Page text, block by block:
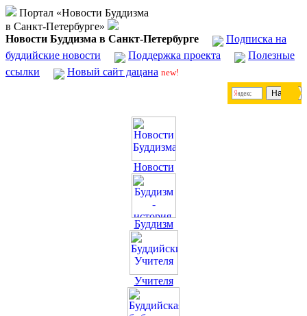
Портал «Новости Буддизма
в Санкт-Петербурге»
Новости Буддизма в Санкт-Петербурге
Подписка на
буддийские новости
Поддержка проекта
Полезные
ссылки
Новый сайт дацана new!
Новости
Буддизм
Учителя